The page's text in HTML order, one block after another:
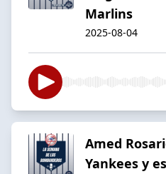
Marlins
2025-08-04
Amed
Yankees y